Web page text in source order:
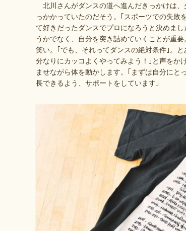
北川さんがダンスの道へ進んだきっかけは、
っかかっていたのだそう。｢スポーツでの失敗
て好きだったダンスでプロになろうと決めま
うかでなく、自分を突き詰めていくことが重
笑い。｢でも、それってダンスの絶対条件｣。
分なりにカッコよくやってみよう！｣と声をか
ませながら体を動かします。｢まずは自分に
長できるよう、サポートをしています｣